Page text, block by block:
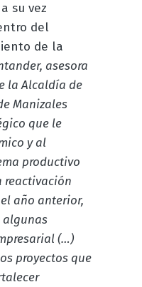
su vez
del
de la
asesora
la Alcaldía de
Manizales
que le
y al
productivo
reactivación
año anterior,
algunas
(…)
proyectos que